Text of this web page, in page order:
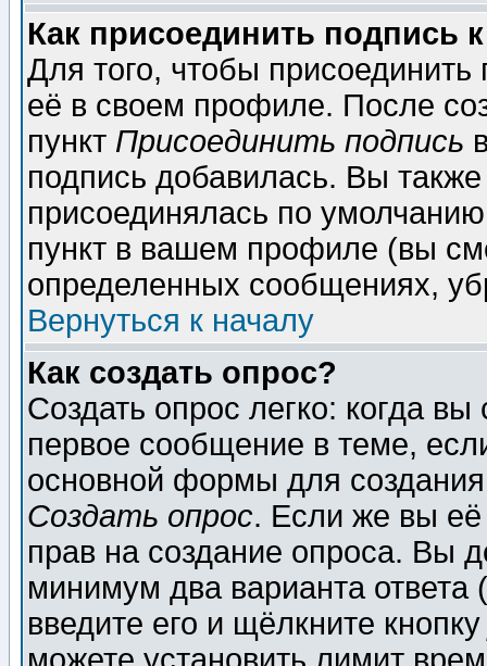
Как присоединить подпись
Для того, чтобы
её в своем профиле. После
пункт Присоединить подпись
подпись добавилась. Вы
присоединялась по
пункт в вашем профиле (вы
определенных сообщениях,
Вернуться к началу
Как создать опрос?
Создать опрос легко: когда
первое сообщение в теме,
основной формы для
Создать опрос. Если же вы её
прав на создание опроса. Вы
минимум два варианта ответа
введите его и щёлкните